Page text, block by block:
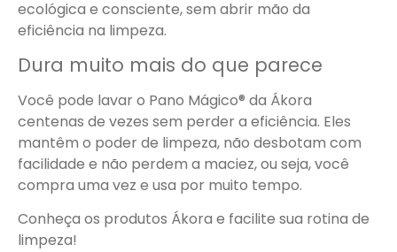
ecológica e consciente, sem abrir mão da
eficiência na limpeza.
Dura muito mais do que parece
Você pode lavar o Pano Mágico® da Ákora
centenas de vezes sem perder a eficiência. Eles
mantêm o poder de limpeza, não desbotam com
facilidade e não perdem a maciez, ou seja, você
compra uma vez e usa por muito tempo.
Conheça os produtos Ákora e facilite sua rotina de
limpeza!